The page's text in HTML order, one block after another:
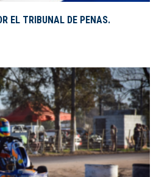
EL TRIBUNAL DE PENAS.